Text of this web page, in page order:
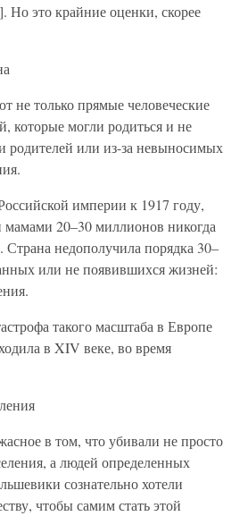
Но это крайние оценки, скорее
не только прямые человеческие
которые могли родиться и не
родителей или из-за невыносимых
империи к 1917 году,
мамами 20–30 миллионов никогда
Страна недополучила порядка 30–
или не появившихся жизней:
такого масштаба в Европе
в XIV веке, во время
в том, что убивали не просто
а людей определенных
сознательно хотели
чтобы самим стать этой